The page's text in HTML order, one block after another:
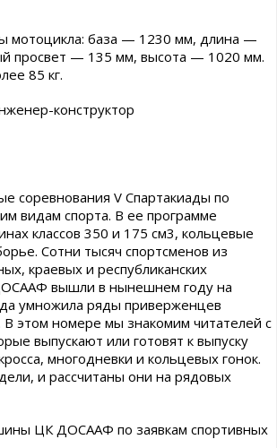
мотоцикла: база — 1230 мм, длина —
просвет — 135 мм, высота — 1020 мм.
85 кг.
конструктор
соревнования V Спартакиады по
видам спорта. В ее программе
классов 350 и 175 см3, кольцевые
Сотни тысяч спортсменов из
краевых и республиканских
вышли в нынешнем году на
умножила ряды приверженцев
В этом номере мы знакомим читателей с
выпускают или готовят к выпуску
многодневки и кольцевых гонок.
и рассчитаны они на рядовых
ЦК ДОСААФ по заявкам спортивных